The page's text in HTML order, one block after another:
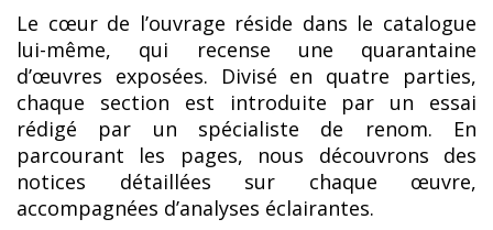
Le cœur de l’ouvrage réside dans le catalogue
lui-même, qui recense une quarantaine
d’œuvres exposées. Divisé en quatre parties,
chaque section est introduite par un essai
rédigé par un spécialiste de renom. En
parcourant les pages, nous découvrons des
notices détaillées sur chaque œuvre,
accompagnées d’analyses éclairantes.